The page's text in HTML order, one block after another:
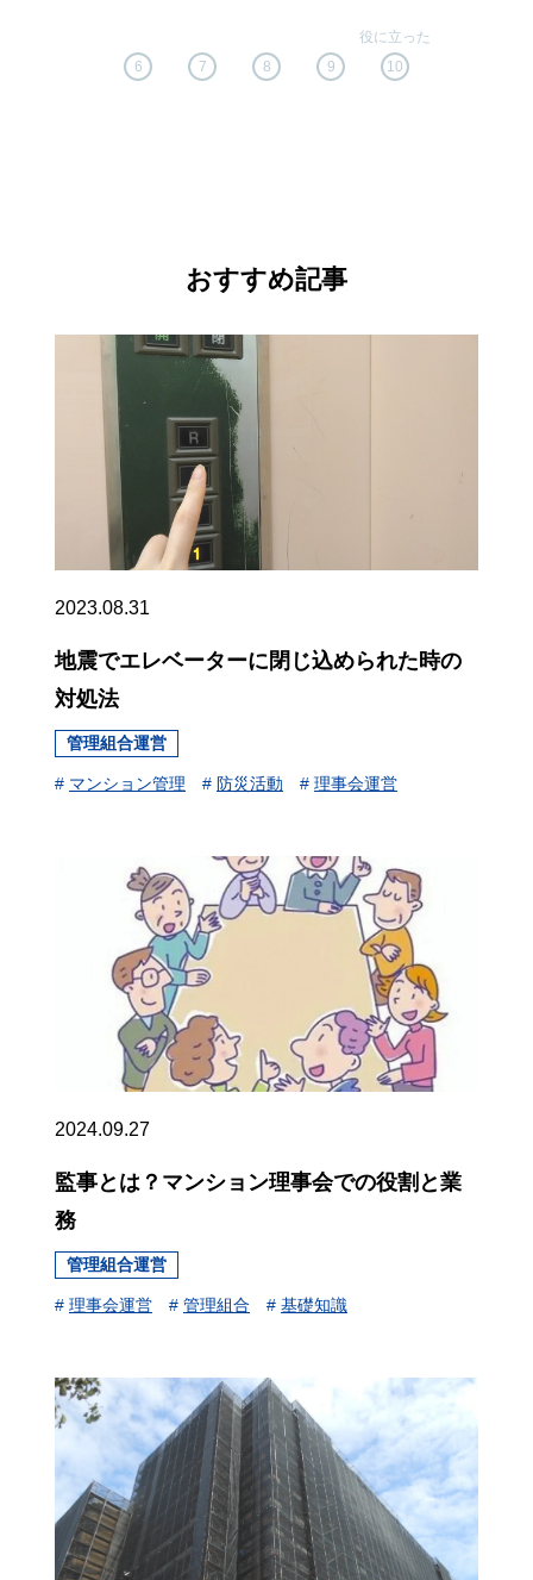
6 7 8 9 10
おすすめ記事
2023.08.31
地震でエレベーターに閉じ込められた時の
対処法
管理組合運営
# マンション管理 # 防災活動 # 理事会運営
2024.09.27
監事とは？マンション理事会での役割と業
務
管理組合運営
# 理事会運営 # 管理組合 # 基礎知識